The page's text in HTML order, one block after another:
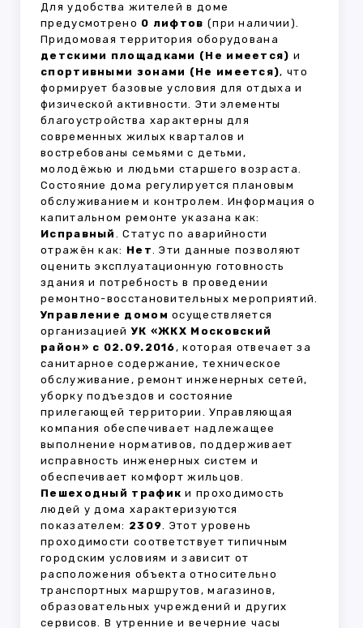
Для удобства жителей в доме
предусмотрено 0 лифтов (при наличии).
Придомовая территория оборудована
детскими площадками (Не имеется) и
спортивными зонами (Не имеется), что
формирует базовые условия для отдыха и
физической активности. Эти элементы
благоустройства характерны для
современных жилых кварталов и
востребованы семьями с детьми,
молодёжью и людьми старшего возраста.
Состояние дома регулируется плановым
обслуживанием и контролем. Информация о
капитальном ремонте указана как:
Исправный . Статус по аварийности
отражён как: Нет. Эти данные позволяют
оценить эксплуатационную готовность
здания и потребность в проведении
ремонтно-восстановительных мероприятий.
Управление домом осуществляется
организациейУК «ЖКХ Московский
район» с 02.09.2016, которая отвечает за
санитарное содержание, техническое
обслуживание, ремонт инженерных сетей,
уборку подъездов и состояние
прилегающей территории. Управляющая
компания обеспечивает надлежащее
выполнение нормативов, поддерживает
исправность инженерных систем и
обеспечивает комфорт жильцов.
Пешеходный трафик и проходимость
людей у дома характеризуются
показателем: 2309. Этот уровень
проходимости соответствует типичным
городским условиям и зависит от
расположения объекта относительно
транспортных маршрутов, магазинов,
образовательных учреждений и других
сервисов. В утренние и вечерние часы